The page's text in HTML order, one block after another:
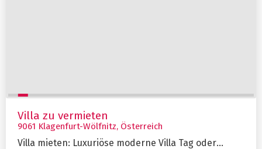
Villa zu vermieten
9061 Klagenfurt-Wölfnitz, Österreich
Villa mieten: Luxuriöse moderne Villa Tag oder